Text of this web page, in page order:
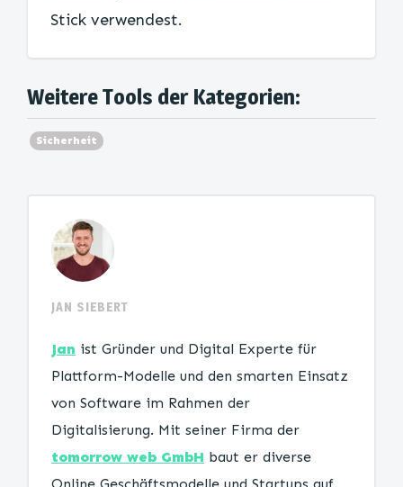
Stick verwendest.
Weitere Tools der Kategorien:
Sicherheit
JAN SIEBERT
Jan ist Gründer und Digital Experte für
Plattform-Modelle und den smarten Einsatz
von Software im Rahmen der
Digitalisierung. Mit seiner Firma der
tomorrow web GmbH baut er diverse